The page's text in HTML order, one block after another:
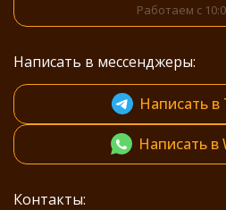
Работаем с
Написать в мессенджеры:
Написать в
Написать в
Контакты: